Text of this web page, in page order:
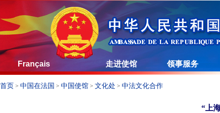
Français 走进使馆 领事服务
首页 > 中国在法国 > 中国使馆 > 文化处 > 中法文化合作
“上